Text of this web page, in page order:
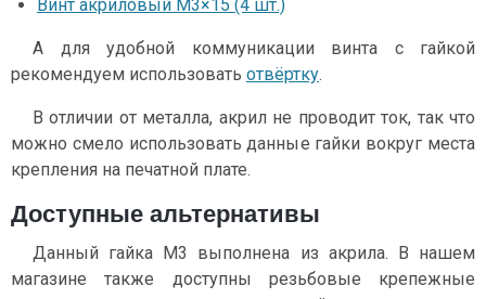
Винт акриловый М3×15 (4 шт.)
А для удобной коммуникации винта с гайкой
рекомендуем использовать отвёртку.
В отличии от металла, акрил не проводит ток, так что
можно смело использовать данные гайки вокруг места
крепления на печатной плате.
Доступные альтернативы
Данный гайка М3 выполнена из акрила. В нашем
магазине также доступны резьбовые крепежные